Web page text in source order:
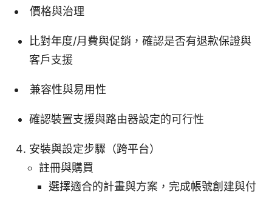
價格與治理
比對年度/月費與促銷，確認是否有退款保證與
客戶支援
兼容性與易用性
確認裝置支援與路由器設定的可行性
安裝與設定步驟（跨平台）
註冊與購買
選擇適合的計畫與方案，完成帳號創建與付